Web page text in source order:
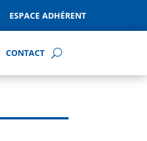
ESPACE ADHÉRENT
CONTACT